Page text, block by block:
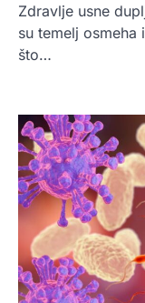
Zdravlje usne
su temelj osmeha
što…